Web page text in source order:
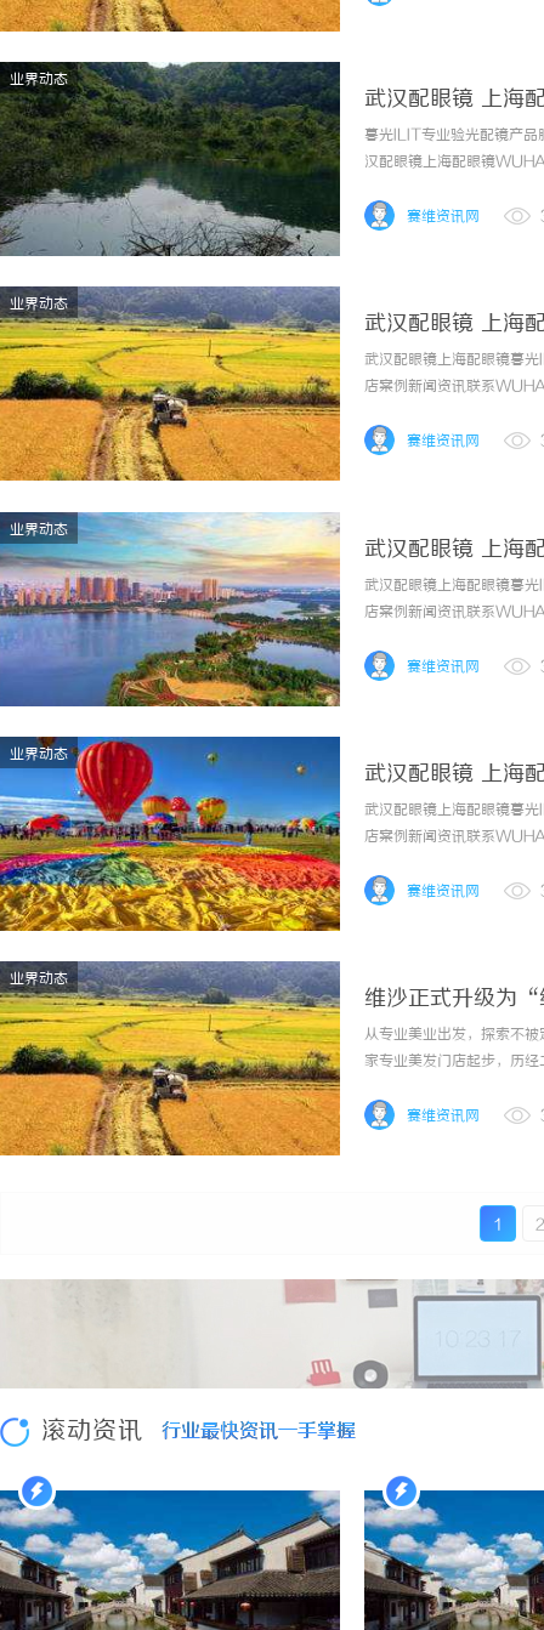
业界动态
武汉配眼镜 上海
暮光ILIT专业验光配镜产品
汉配眼镜上海配眼镜
为基础，全场镜片40%-
赛维资讯网
业界动态
武汉配眼镜 上海
武汉配眼镜上海配眼镜暮
店案例新闻资讯联系
为基础，全场镜片40%-
赛维资讯网
业界动态
武汉配眼镜 上海
武汉配眼镜上海配眼镜暮
店案例新闻资讯联系
为基础，全场镜片40%-
赛维资讯网
业界动态
武汉配眼镜 上海
武汉配眼镜上海配眼镜暮
店案例新闻资讯联系
为基础，全场镜片40%-
赛维资讯网
业界动态
维沙正式升级为
从专业美业出发，探索不
家专业美发门店起步，历
系统的服务生态。如今，
赛维资讯网
1 2
滚动资讯 行业最快资讯一手掌握
行业最快资讯一手掌握